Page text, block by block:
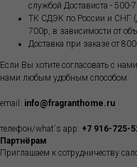
службой Достависта - 500-
ТК СДЭК по России и СНГ
700р, в зависимости от
Доставка при заказе от
Если Вы хотите согласовать с
нами любым удобным способом:
email: info@fragranthome.ru
телефон/what`s app: +7 916-725-
Партнёрам
Приглашаем к сотрудничеству